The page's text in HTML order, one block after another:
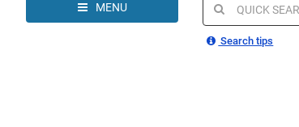
MENU
Quick
search
Search tips